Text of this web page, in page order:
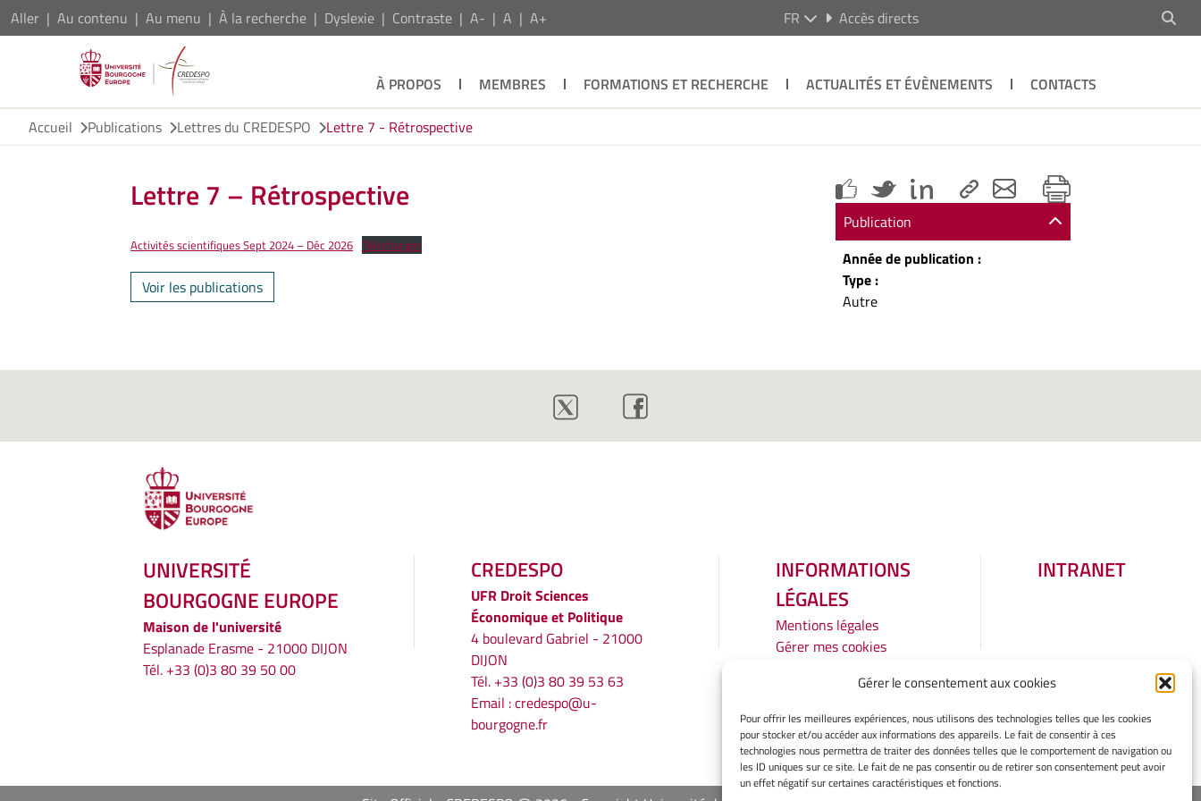
Gérer le consentement aux cookies
Pour offrir les meilleures expériences, nous utilisons des technologies telles que les cookies
pour stocker et/ou accéder aux informations des appareils. Le fait de consentir à ces
technologies nous permettra de traiter des données telles que le comportement de navigation ou
les ID uniques sur ce site. Le fait de ne pas consentir ou de retirer son consentement peut avoir
un effet négatif sur certaines caractéristiques et fonctions.
Aller Au contenu Au menu À la recherche Dyslexie Contraste A- A A+ FR Accès directs
À PROPOS MEMBRES FORMATIONS ET RECHERCHE ACTUALITÉS ET ÉVÈNEMENTS
CONTACTS
Accueil
Publications Lettres du CREDESPO Lettre 7 - Rétrospective
Lettre 7 – Rétrospective
Activités scientifiques Sept 2024 – Déc 2026 Télécharger
Voir les publications
Publication
Année de publication :
Type :
Autre
UNIVERSITÉ
BOURGOGNE EUROPE
Maison de l'université
Esplanade Erasme - 21000 DIJON
Tél. +33 (0)3 80 39 50 00
CREDESPO
UFR Droit Sciences
Économique et Politique
4 boulevard Gabriel - 21000
DIJON
Tél. +33 (0)3 80 39 53 63
Email :credespo@u-
bourgogne.fr
INFORMATIONS
LÉGALES
Mentions légales
Gérer mes cookies
Déclaration de
confidentialité
Avertissement
INTRANET